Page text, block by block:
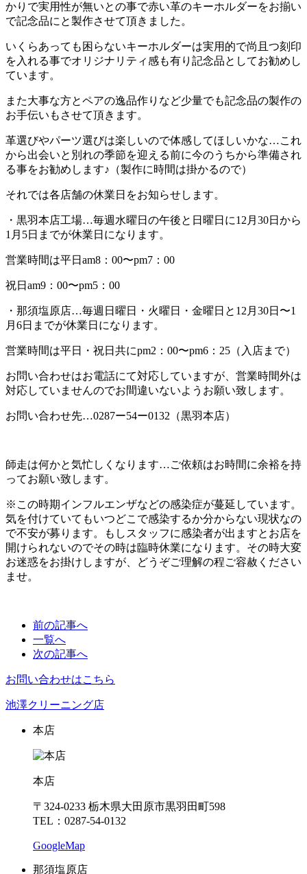
かりで実用性が無いとの事で赤い革のキーホルダーをお揃い
で記念品にと製作させて頂きました。
いくらあっても困らないキーホルダーは実用的で尚且つ刻印
を入れる事でオリジナリティ感も有り記念品としてお勧めし
ています。
また大事な方とペアの逸品作りなど少量でも記念品の製作の
お手伝いもさせて頂きます。
革選びやパーツ選びは楽しいので体感してほしいかな…これ
から出会いと別れの季節を迎える前に今のうちから準備され
る事をお勧めします♪（製作に時間は掛かるので）
それでは各店舗の休業日をお知らせします。
・黒羽本店工場…毎週水曜日の午後と日曜日に12月30日から
1月5日までが休業日になります。
営業時間は平日am8：00〜pm7：00
祝日am9：00〜pm5：00
・那須塩原店…毎週日曜日・火曜日・金曜日と12月30日〜1
月6日までが休業日になります。
営業時間は平日・祝日共にpm2：00〜pm6：25（入店まで）
お問い合わせはお電話にて対応していますが、営業時間外は
対応していませんのでお間違いないようお願い致します。
お問い合わせ先…0287ー54ー0132（黒羽本店）
師走は何かと気忙しくなります…ご依頼はお時間に余裕を持
ってお願い致します。
※この時期インフルエンザなどの感染症が蔓延しています。
気を付けていてもいつどこで感染するか分からない現状なの
で不安が募ります。もしスタッフに感染者が出ますとお店を
開けられないのでその時は臨時休業になります。その時大変
お迷惑をお掛けしますが、どうぞご理解の程ご容赦ください
ませ。
前の記事へ
一覧へ
次の記事へ
お問い合わせはこちら
池澤クリーニング店
本店
本店
〒324-0233 栃木県大田原市黒羽田町598
TEL：0287-54-0132
GoogleMap
那須塩原店